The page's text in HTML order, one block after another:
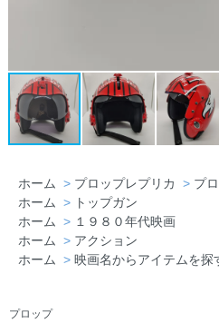
埼玉県 J・T様「本当
えた。今後はこちらの
ホーム > プロップレプリカ > プ
ホーム > トップガン
ホーム > １９８０年代映画
ホーム > アクション
ホーム > 映画名からアイテムを探
プロップ